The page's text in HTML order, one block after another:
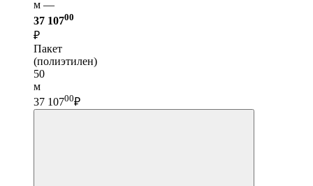
м —
37 10700
₽
Пакет
(полиэтилен)
50
м
37 10700₽